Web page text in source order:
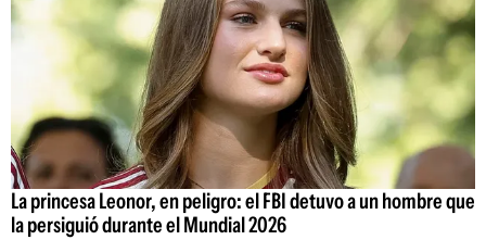
La princesa Leonor, en peligro: el FBI detuvo a un hombre que
la persiguió durante el Mundial 2026